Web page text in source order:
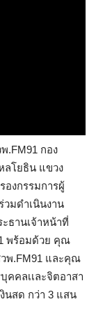
.FM91 กอง
ลโยธิน แขวง
องกรรมการผู้
มดำเนินงาน
ธานเจ้าหน้าที่
พร้อมด้วย คุณ
พ.FM91 และคุณ
คคลเเละจิตอาสา
นสด กว่า 3 แสน